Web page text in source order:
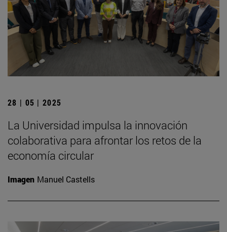
28 | 05 | 2025
La Universidad impulsa la innovación
colaborativa para afrontar los retos de la
economía circular
Imagen Manuel Castells